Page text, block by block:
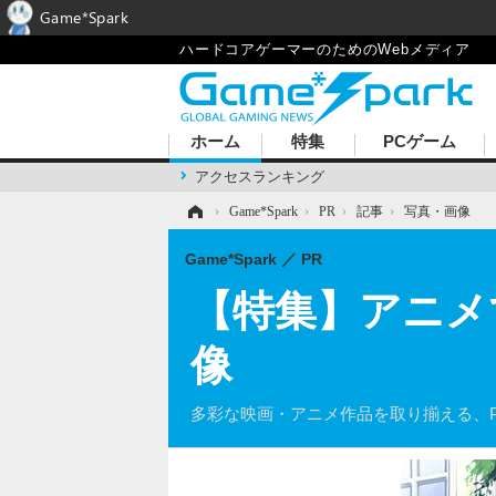
ハードコアゲーマーのためのWebメディア
ホーム
アクセスランキング
特集 PCゲーム
› Game*Spark › PR › 記事 › 写真・画像
【特集】アニ
像
多彩な映画・アニメ作品を取り揃える
Game*Spark PR
Game*Spark